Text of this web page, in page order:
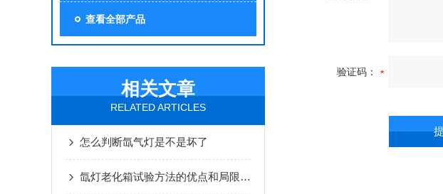
查看全部产品
相关文章
RELATED ARTICLES
怎么判断氙气灯是不是坏了
氙灯老化箱试验方法的优点和局限性是什么
验证码：